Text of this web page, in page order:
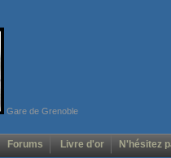
Gare de Grenoble
Forums Livre d'or N'hésitez